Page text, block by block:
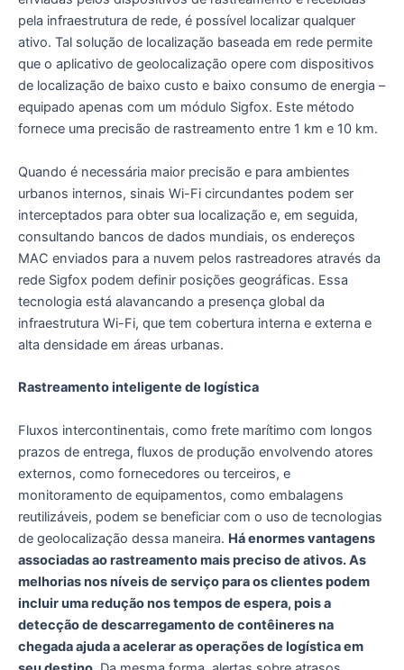
pela infraestrutura de rede, é possível localizar qualquer
ativo. Tal solução de localização baseada em rede permite
que o aplicativo de geolocalização opere com dispositivos
de localização de baixo custo e baixo consumo de energia –
equipado apenas com um módulo Sigfox. Este método
fornece uma precisão de rastreamento entre 1 km e 10 km.
Quando é necessária maior precisão e para ambientes
urbanos internos, sinais Wi-Fi circundantes podem ser
interceptados para obter sua localização e, em seguida,
consultando bancos de dados mundiais, os endereços
MAC enviados para a nuvem pelos rastreadores através da
rede Sigfox podem definir posições geográficas. Essa
tecnologia está alavancando a presença global da
infraestrutura Wi-Fi, que tem cobertura interna e externa e
alta densidade em áreas urbanas.
Rastreamento inteligente de logística
Fluxos intercontinentais, como frete marítimo com longos
prazos de entrega, fluxos de produção envolvendo atores
externos, como fornecedores ou terceiros, e
monitoramento de equipamentos, como embalagens
reutilizáveis, ​podem se beneficiar com o uso de tecnologias
de geolocalização dessa maneira. Há enormes vantagens
associadas ao rastreamento mais preciso de ativos. As
melhorias nos níveis de serviço para os clientes podem
incluir uma redução nos tempos de espera, pois a
detecção de descarregamento de contêineres na
chegada ajuda a acelerar as operações de logística em